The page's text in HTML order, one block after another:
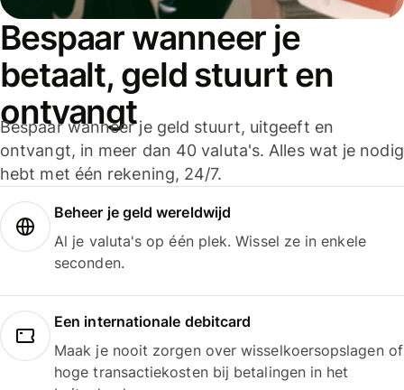
Bespaar wanneer je
betaalt, geld stuurt en
ontvangt
Bespaar wanneer je geld stuurt, uitgeeft en
ontvangt, in meer dan 40 valuta's. Alles wat je nodig
hebt met één rekening, 24/7.
Beheer je geld wereldwijd
Al je valuta's op één plek. Wissel ze in enkele
seconden.
Een internationale debitcard
Maak je nooit zorgen over wisselkoersopslagen of
hoge transactiekosten bij betalingen in het